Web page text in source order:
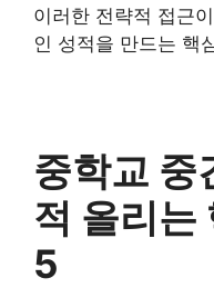
이러한 전략적 접근
인 성적을 만드는 핵
중학교 중
적 올리는
5